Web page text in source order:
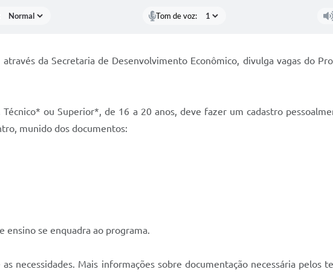
Tom de voz:
da Secretaria de Desenvolvimento Econômico, divulga vagas do
ou Superior*, de 16 a 20 anos, deve fazer um cadastro
munido dos documentos:
ensino se enquadra ao programa.
necessidades. Mais informações sobre documentação necessária pelos